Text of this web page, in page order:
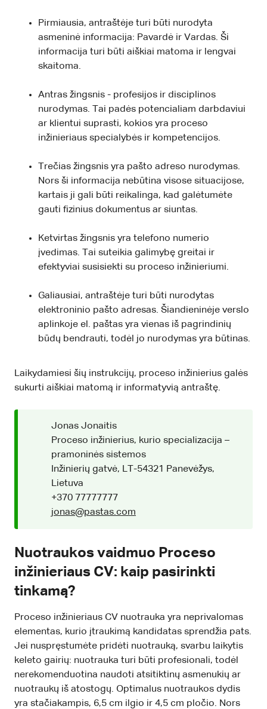
Pirmiausia, antraštėje turi būti nurodyta
asmeninė informacija: Pavardė ir Vardas. Ši
informacija turi būti aiškiai matoma ir lengvai
skaitoma.
Antras žingsnis - profesijos ir disciplinos
nurodymas. Tai padės potencialiam darbdaviui
ar klientui suprasti, kokios yra proceso
inžinieriaus specialybės ir kompetencijos.
Trečias žingsnis yra pašto adreso nurodymas.
Nors ši informacija nebūtina visose situacijose,
kartais ji gali būti reikalinga, kad galėtumėte
gauti fizinius dokumentus ar siuntas.
Ketvirtas žingsnis yra telefono numerio
įvedimas. Tai suteikia galimybę greitai ir
efektyviai susisiekti su proceso inžinieriumi.
Galiausiai, antraštėje turi būti nurodytas
elektroninio pašto adresas. Šiandieninėje verslo
aplinkoje el. paštas yra vienas iš pagrindinių
būdų bendrauti, todėl jo nurodymas yra būtinas.
Laikydamiesi šių instrukcijų, proceso inžinierius galės
sukurti aiškiai matomą ir informatyvią antraštę.
Jonas Jonaitis
Proceso inžinierius, kurio specializacija –
pramoninės sistemos
Inžinierių gatvė, LT-54321 Panevėžys,
Lietuva
+370 77777777
jonas@pastas.com
Nuotraukos vaidmuo Proceso
inžinieriaus CV: kaip pasirinkti
tinkamą?
Proceso inžinieriaus CV nuotrauka yra neprivalomas
elementas, kurio įtraukimą kandidatas sprendžia pats.
Jei nuspręstumėte pridėti nuotrauką, svarbu laikytis
keleto gairių: nuotrauka turi būti profesionali, todėl
nerekomenduotina naudoti atsitiktinų asmenukių ar
nuotraukų iš atostogų. Optimalus nuotraukos dydis
yra stačiakampis, 6,5 cm ilgio ir 4,5 cm pločio. Nors